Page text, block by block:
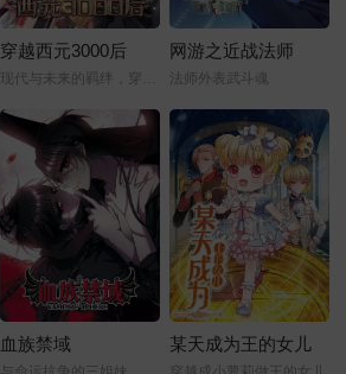
穿越西元3000后 网游之近战法师
法师外表武斗魂
血族禁域 某天成为王的女儿